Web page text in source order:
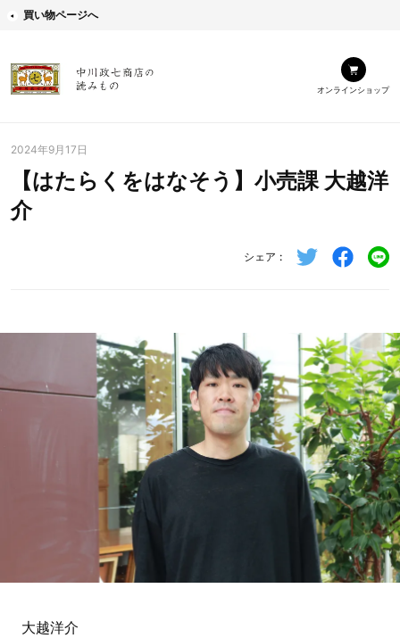
買い物ページへ
オンラインショップ
2024年9月17日
【はたらくをはなそう】小売課 大越洋
介
シェア
大越洋介